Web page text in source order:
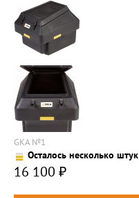
GKA №1
Осталось несколько штук
16 100 ₽